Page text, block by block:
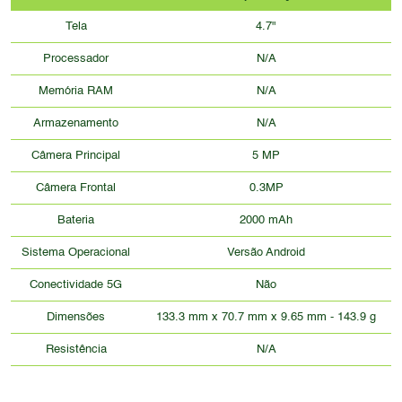
Tela 4.7"
Processador N/A
Memória RAM N/A
Armazenamento N/A
Câmera Principal 5 MP
Câmera Frontal 0.3MP
Bateria 2000 mAh
Sistema Operacional Versão Android
Conectividade 5G Não
Dimensões 133.3 mm x 70.7 mm x 9.65 mm - 143.9 g
Resistência N/A